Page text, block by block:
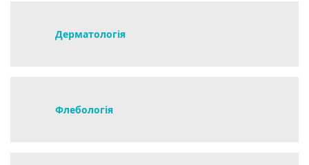
Дерматологія
Флебологія